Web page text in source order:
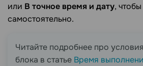
или В точное время и дату,
самостоятельно.
Читайте подробнее про
блока в статье Время